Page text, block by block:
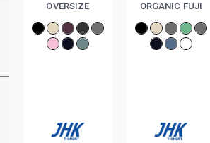
OVERSIZE
ORGANIC FUJI